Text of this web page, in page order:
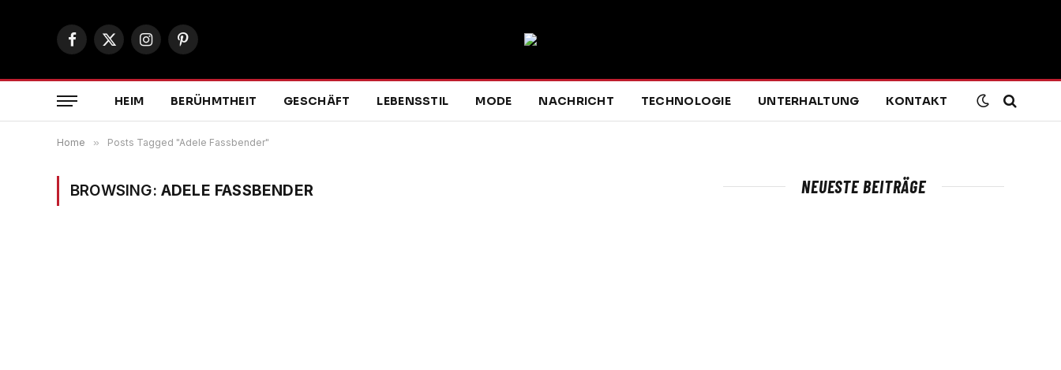
Facebook
X
InstagramPinterest
HEIM BERÜHMTHEIT GESCHÄFT LEBENSSTIL MODE NACHRICHT TECHNOLOGIE UNTERHALTUNG KONTAKT
Home » Posts Tagged "Adele Fassbender"
BROWSING: ADELE FASSBENDER NEUESTE BEITRÄGE